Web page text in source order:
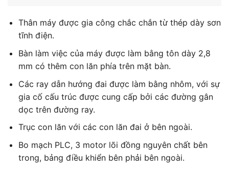
Thân máy được gia công chắc chắn từ thép dày sơn
tĩnh điện.
Bàn làm việc của máy được làm bằng tôn dày 2,8
mm có thêm con lăn phía trên mặt bàn.
Các ray dẫn hướng đai được làm bằng nhôm, với sự
gia cố cấu trúc được cung cấp bởi các đường gân
dọc trên đường ray.
Trục con lăn với các con lăn đai ở bên ngoài.
Bo mạch PLC, 3 motor lõi đồng nguyên chất bên
trong, bảng điều khiển bên phải bên ngoài.